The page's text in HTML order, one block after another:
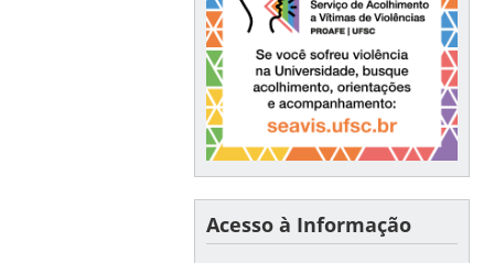
Acesso à Informação